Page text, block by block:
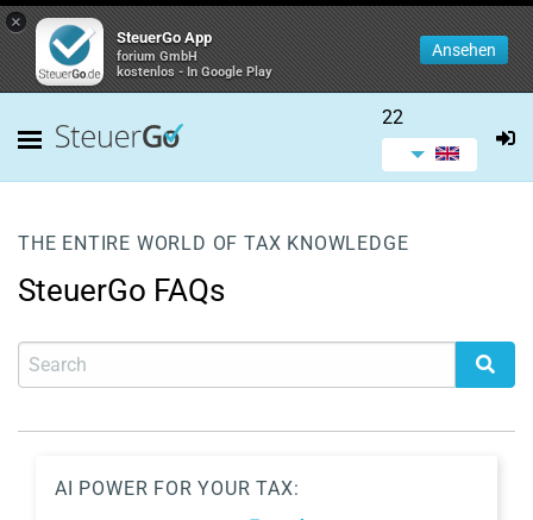
×
SteuerGo App
forium GmbH
kostenlos - In Google Play
Ansehen
22
THE ENTIRE WORLD OF TAX KNOWLEDGE
SteuerGo FAQs
AI POWER FOR YOUR TAX: